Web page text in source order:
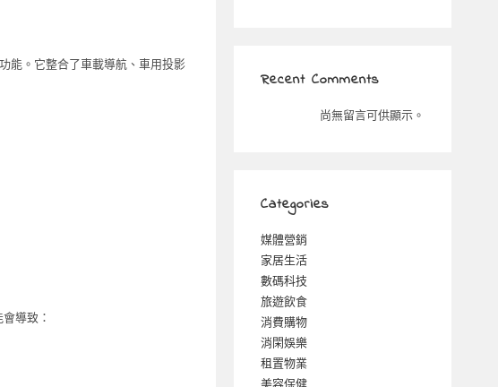
能。它整合了車載導航、車用投影
導致：
Recent Comments
尚無留言可供顯示。
Categories
媒體營銷
家居生活
數碼科技
旅遊飲食
消費購物
消閑娛樂
租置物業